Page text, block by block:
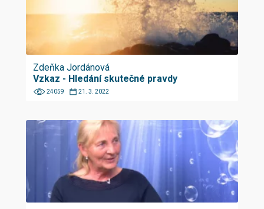
Zdeňka Jordánová
Vzkaz - Hledání skutečné pravdy
24059 21. 3. 2022